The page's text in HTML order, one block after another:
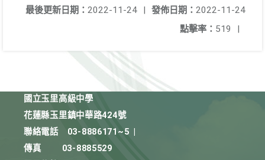
發佈日期： 2022-11-24
最後更新日期： 2022-11-24
|
點擊率： 519 |
國立玉里高級中學
花蓮縣玉里鎮中華路424號
聯絡電話
03-8886171~5
傳真
03-8885529